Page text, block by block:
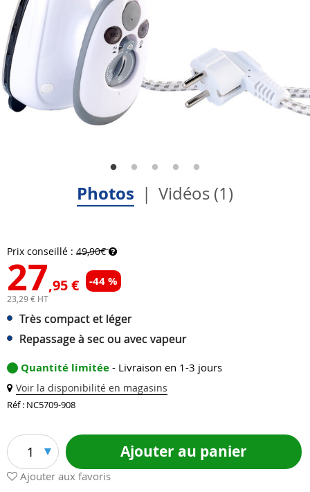
Photos Vidéos (1)
Prix conseillé : 49,90€
27,95 € -44 %
23,29 € HT
Très compact et léger
Repassage à sec ou avec vapeur
Quantité limitée - Livraison en 1-3 jours
Voir la disponibilité en magasins
Réf : NC5709-908
1 Ajouter au panier
Ajouter aux favoris